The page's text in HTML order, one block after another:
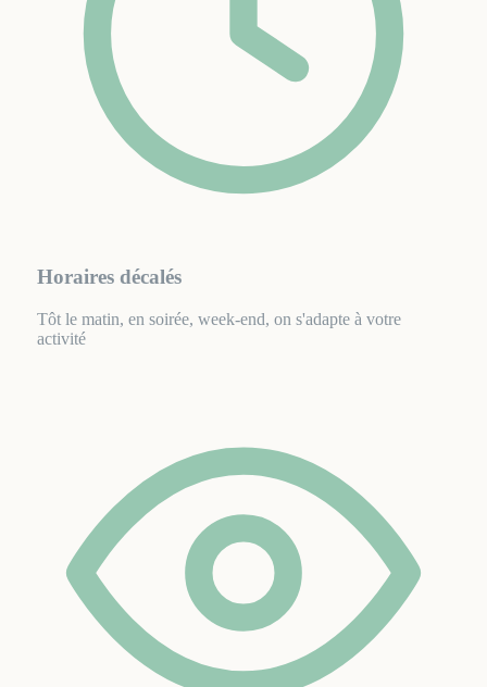
Horaires décalés
Tôt le matin, en soirée, week-end, on s'adapte à votre
activité